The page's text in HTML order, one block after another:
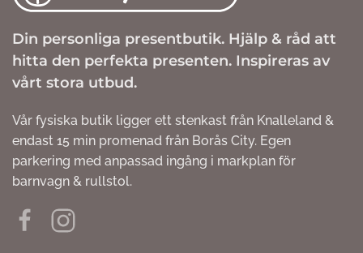
Din personliga presentbutik. Hjälp & råd att
hitta den perfekta presenten. Inspireras av
vårt stora utbud.
Vår fysiska butik ligger ett stenkast från Knalleland &
endast 15 min promenad från Borås City. Egen
parkering med anpassad ingång i markplan för
barnvagn & rullstol.